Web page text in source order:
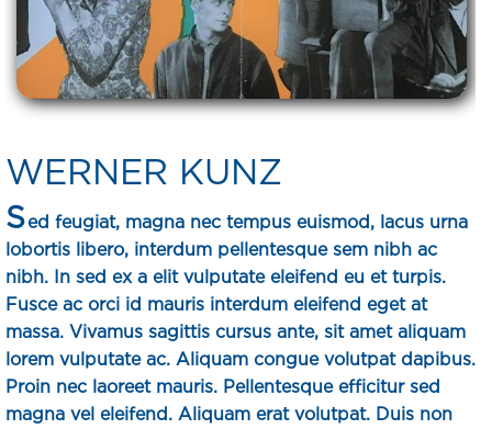
WERNER KUNZ
Sed feugiat, magna nec tempus euismod, lacus urna
lobortis libero, interdum pellentesque sem nibh ac
nibh. In sed ex a elit vulputate eleifend eu et turpis.
Fusce ac orci id mauris interdum eleifend eget at
massa. Vivamus sagittis cursus ante, sit amet aliquam
lorem vulputate ac. Aliquam congue volutpat dapibus.
Proin nec laoreet mauris. Pellentesque efficitur sed
magna vel eleifend. Aliquam erat volutpat. Duis non